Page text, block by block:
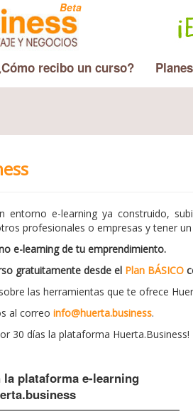
Beta
recibo un curso? Planes
entorno e-learning ya construido,
profesionales o empresas y tener
e-learning de tu emprendimiento.
gratuitamente desde el Plan BÁSICO
las herramientas que te ofrece
al correo info@huerta.business.
30 días la plataforma Huerta.Business!
la plataforma e-learning